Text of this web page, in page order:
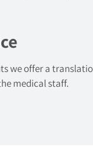
we offer a
medical staff.